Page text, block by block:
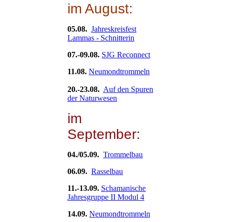
im August:
05.08. Jahreskreisfest
Lammas - Schnitterin
07.-09.08. SJG Reconnect
11.08. Neumondtrommeln
20.-23.08. Auf den Spuren
der Naturwesen
im
September:
04./05.09. Trommelbau
06.09. Rasselbau
11.-13.09. Schamanische
Jahresgruppe II Modul 4
14.09. Neumondtrommeln